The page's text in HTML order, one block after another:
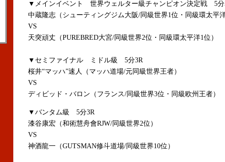
▼メインイベント 世界ウェルター級チャンピオン決定戦 5分
中蔵隆志（シューティングジム大阪/同級世界1位・同級環太平
VS
天突頑丈（PUREBRED大宮/同級世界2位・同級環太平洋1位）
▼セミファイナル ミドル級 5分3R
桜井“マッハ”速人（マッハ道場/元同級世界王者）
VS
ディビッド・バロン（フランス/同級世界3位・同級欧州王者）
▼バンタム級 5分3R
漆谷康宏（和術慧舟會RJW/同級世界2位）
VS
神酒龍一（GUTSMAN修斗道場/同級世界10位）